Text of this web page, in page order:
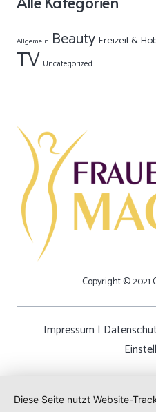
Allgemein Beauty Freizeit &
TV Uncategorized
Copyright © 2021
Impressum |
Diese Seite nutzt Website-